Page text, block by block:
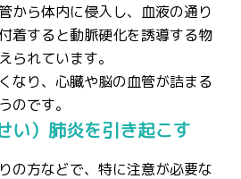
から体内に侵入し、血液の通り
着すると動脈硬化を誘導する物
られています。
なり、心臓や脳の血管が詰まる
のです。
い）肺炎を引き起こす
の方などで、特に注意が必要な